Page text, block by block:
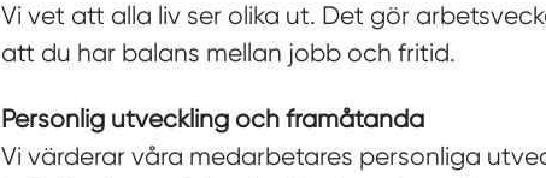
Vi vet att alla liv ser olika ut. Det gör
att du har balans mellan jobb och fritid.
Personlig utveckling och framåtanda
Vi värderar våra medarbetares personliga